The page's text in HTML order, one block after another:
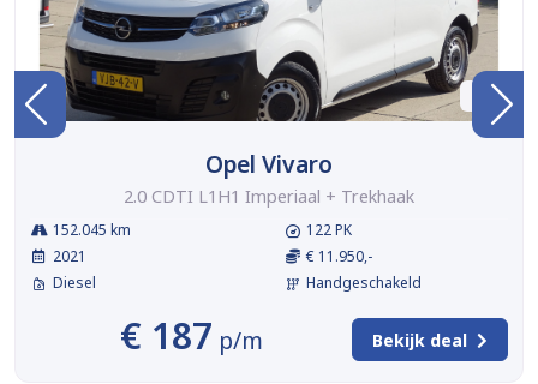
BTW
Opel Vivaro
2.0 CDTI L1H1 Imperiaal + Trekhaak
152.045 km
2021
Diesel
122 PK
€ 11.950,-
Handgeschakeld
€ 187 p/m Bekijk deal